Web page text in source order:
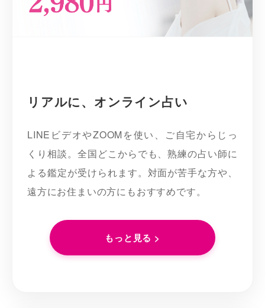
リアルに、オンライン占い
LINEビデオやZOOMを使い、ご自宅からじっ
くり相談。全国どこからでも、熟練の占い師に
よる鑑定が受けられます。対面が苦手な方や、
遠方にお住まいの方にもおすすめです。
もっと見る >